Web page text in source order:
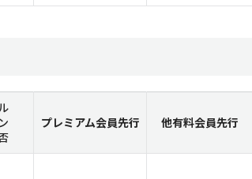
プレミアム会員先行 他有料会員先行